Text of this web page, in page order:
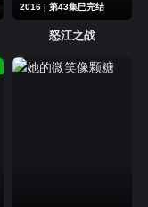
2016 | 第43集已完结
怒江之战